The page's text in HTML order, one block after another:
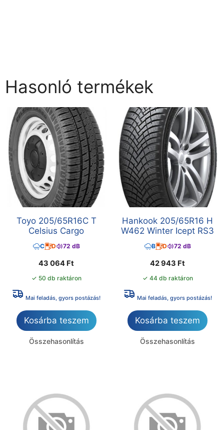
Hasonló termékek
Toyo 205/65R16C T
Celsius Cargo
C D 72 dB
43 064 Ft
✓ 50 db raktáron
Mai feladás, gyors postázás!
Kosárba teszem
Összehasonlítás
Hankook 205/65R16 H
W462 Winter Icept RS3
B D 72 dB
42 943 Ft
✓ 44 db raktáron
Mai feladás, gyors postázás!
Kosárba teszem
Összehasonlítás